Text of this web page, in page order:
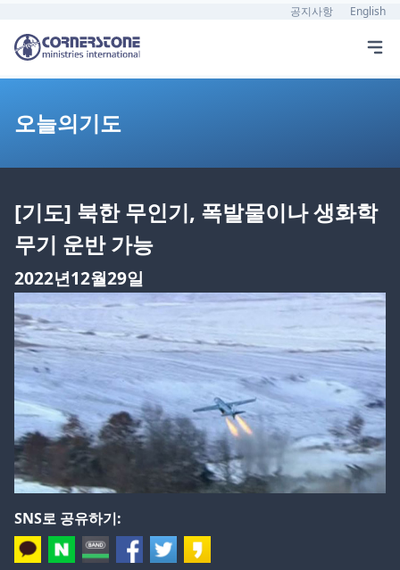
공지사항 English
오늘의기도
[기도] 북한 무인기, 폭발물이나 생화학
무기 운반 가능
2022년12월29일
SNS로 공유하기: